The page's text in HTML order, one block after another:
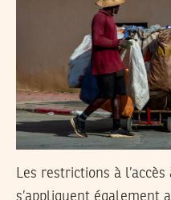
Les restrictions à